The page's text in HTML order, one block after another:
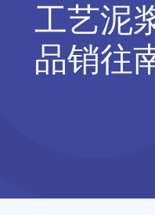
工艺泥
品销往